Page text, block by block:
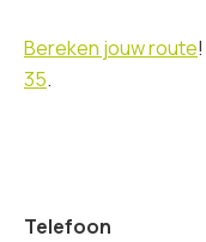
Bereken jouw route
35.
Telefoon